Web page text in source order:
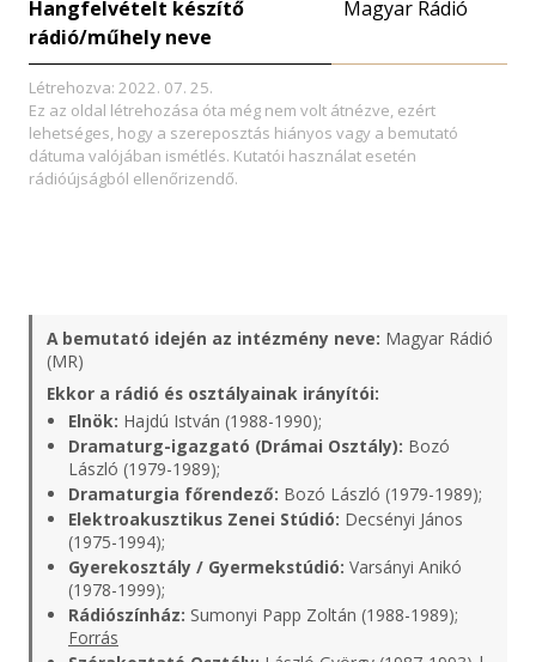
Hangfelvételt készítő
rádió/műhely neve
Magyar Rádió
Létrehozva: 2022. 07. 25.
Ez az oldal létrehozása óta még nem volt átnézve, ezért
lehetséges, hogy a szereposztás hiányos vagy a bemutató
dátuma valójában ismétlés. Kutatói használat esetén
rádióújságból ellenőrizendő.
A bemutató idején az intézmény neve: Magyar Rádió
(MR)
Ekkor a rádió és osztályainak irányítói:
Elnök: Hajdú István (1988-1990);
Dramaturg-igazgató (Drámai Osztály): Bozó
László (1979-1989);
Dramaturgia főrendező: Bozó László (1979-1989);
Elektroakusztikus Zenei Stúdió: Decsényi János
(1975-1994);
Gyerekosztály / Gyermekstúdió: Varsányi Anikó
(1978-1999);
Rádiószínház: Sumonyi Papp Zoltán (1988-1989);
Forrás